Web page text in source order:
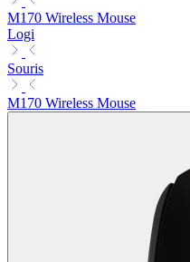
M170 Wireless Mouse
Logi
Souris
M170 Wireless Mouse